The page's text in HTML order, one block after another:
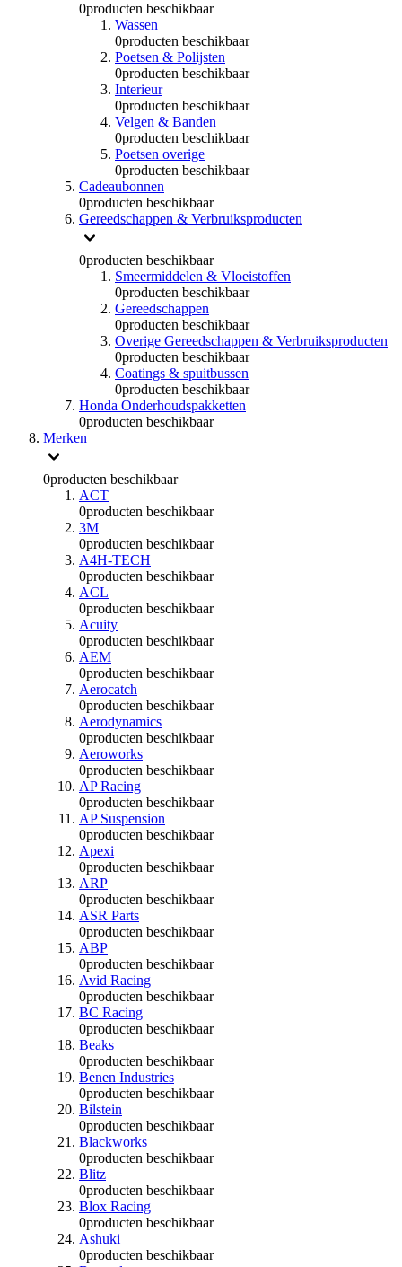
0producten beschikbaar
Wassen
0producten beschikbaar
Poetsen & Polijsten
0producten beschikbaar
Interieur
0producten beschikbaar
Velgen & Banden
0producten beschikbaar
Poetsen overige
0producten beschikbaar
Cadeaubonnen
0producten beschikbaar
Gereedschappen & Verbruiksproducten
0producten beschikbaar
Smeermiddelen & Vloeistoffen
0producten beschikbaar
Gereedschappen
0producten beschikbaar
Overige Gereedschappen & Verbruiksproducten
0producten beschikbaar
Coatings & spuitbussen
0producten beschikbaar
Honda Onderhoudspakketten
0producten beschikbaar
Merken
0producten beschikbaar
ACT
0producten beschikbaar
3M
0producten beschikbaar
A4H-TECH
0producten beschikbaar
ACL
0producten beschikbaar
Acuity
0producten beschikbaar
AEM
0producten beschikbaar
Aerocatch
0producten beschikbaar
Aerodynamics
0producten beschikbaar
Aeroworks
0producten beschikbaar
AP Racing
0producten beschikbaar
AP Suspension
0producten beschikbaar
Apexi
0producten beschikbaar
ARP
0producten beschikbaar
ASR Parts
0producten beschikbaar
ABP
0producten beschikbaar
Avid Racing
0producten beschikbaar
BC Racing
0producten beschikbaar
Beaks
0producten beschikbaar
Benen Industries
0producten beschikbaar
Bilstein
0producten beschikbaar
Blackworks
0producten beschikbaar
Blitz
0producten beschikbaar
Blox Racing
0producten beschikbaar
Ashuki
0producten beschikbaar